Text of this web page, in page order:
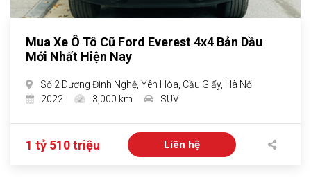
Mua Xe Ô Tô Cũ Ford Everest 4x4 Bản Dầu
Mới Nhất Hiện Nay
Số 2 Dương Đình Nghệ, Yên Hòa, Cầu Giấy, Hà Nội
2022
3,000 km SUV
1 tỷ 510 triệu Liên hệ